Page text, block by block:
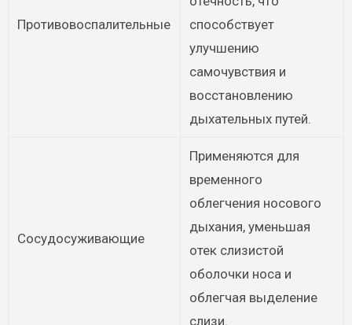
Противовоспалительные
способствует
улучшению
самочувствия и
восстановлению
дыхательных путей.
Сосудосуживающие
Применяются для
временного
облегчения носового
дыхания, уменьшая
отек слизистой
оболочки носа и
облегчая выделение
слизи.